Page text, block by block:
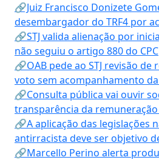
🔗Juiz Francisco Donizete
desembargador do TRF4 por
🔗STJ valida alienação por
não seguiu o artigo 880 do CPC
🔗OAB pede ao STJ revisão
voto sem acompanhamento
🔗Consulta pública vai ouvir
transparência da
🔗A aplicação das legislações
antirracista deve ser objetivo
🔗Marcello Perino alerta